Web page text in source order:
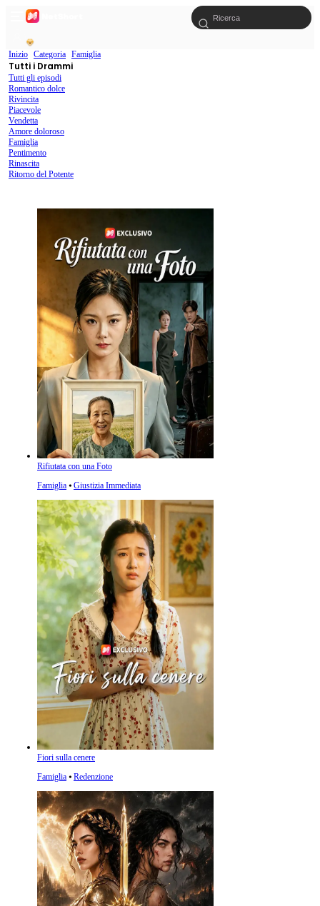
Inizio Categoria Famiglia
Tutti i Drammi
Tutti gli episodi
Romantico dolce
Rivincita
Piacevole
Vendetta
Amore doloroso
Famiglia
Pentimento
Rinascita
Ritorno del Potente
Rifiutata con una Foto
Famiglia ⦁ Giustizia Immediata
Fiori sulla cenere
Famiglia ⦁ Redenzione